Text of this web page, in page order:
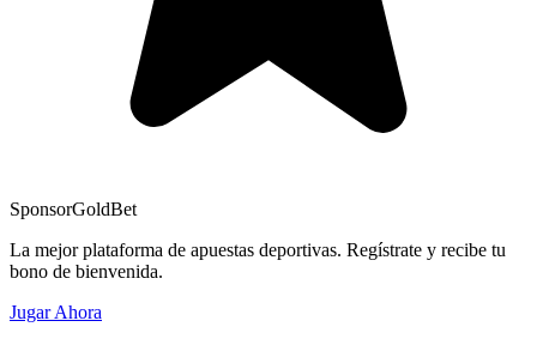
SponsorGoldBet
La mejor plataforma de apuestas deportivas. Regístrate y recibe tu
bono de bienvenida.
Jugar Ahora